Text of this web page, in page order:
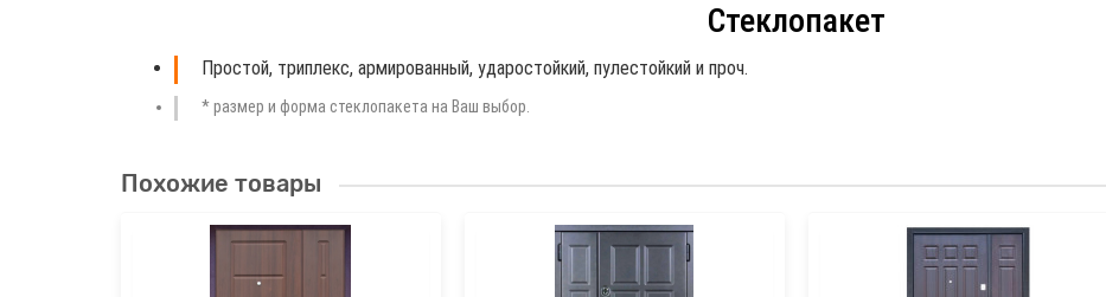
Стеклопакет
Простой, триплекс, армированный, ударостойкий, пулестойкий и проч.
* размер и форма стеклопакета на Ваш выбор.
Похожие товары